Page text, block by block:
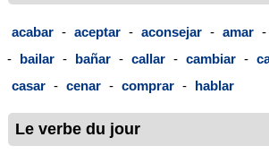
acabar - aceptar - aconsejar - amar -
- bailar - bañar - callar - cambiar -
casar - cenar - comprar - hablar
Le verbe du jour